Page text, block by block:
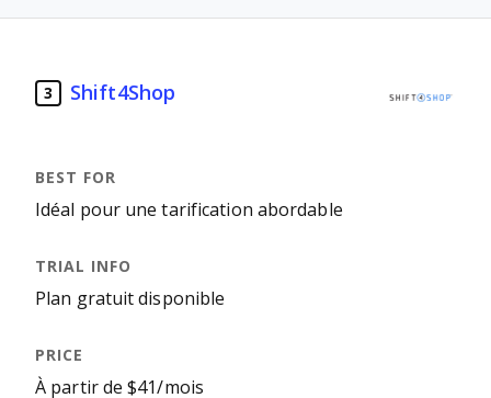
3 Shift4Shop
Idéal pour une tarification abordable
Plan gratuit disponible
À partir de $41/mois